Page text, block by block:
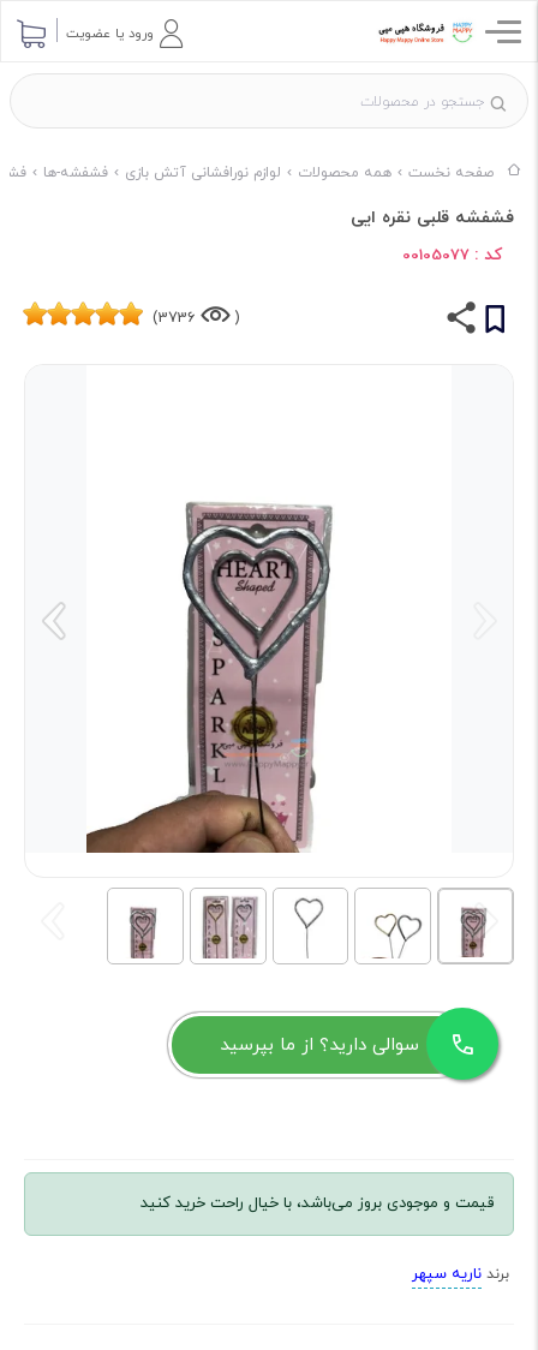
ورود یا عضویت
صفحه نخست همه محصولات لوازم نورافشانی آتش بازی فشفشه-ها
فشفشه قلبی نقره ایی
کد : 00105077
(
3736)
سوالی دارید؟ از ما بپرسید
قیمت و موجودی بروز می‌باشد، با خیال راحت خرید کنید
برند ناریه سپهر